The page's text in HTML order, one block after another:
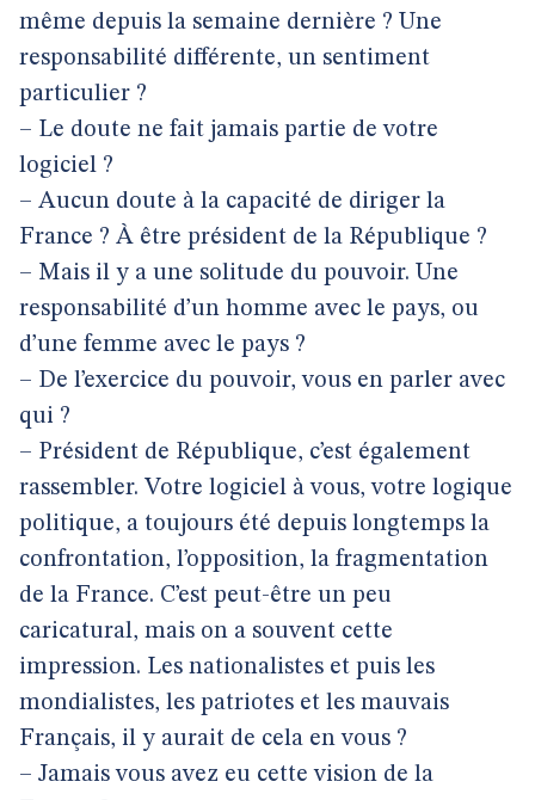
même depuis la semaine dernière ? Une
responsabilité différente, un sentiment
particulier ?
– Le doute ne fait jamais partie de votre
logiciel ?
– Aucun doute à la capacité de diriger la
France ? À être président de la République ?
– Mais il y a une solitude du pouvoir. Une
responsabilité d’un homme avec le pays, ou
d’une femme avec le pays ?
– De l’exercice du pouvoir, vous en parler avec
qui ?
– Président de République, c’est également
rassembler. Votre logiciel à vous, votre logique
politique, a toujours été depuis longtemps la
confrontation, l’opposition, la fragmentation
de la France. C’est peut-être un peu
caricatural, mais on a souvent cette
impression. Les nationalistes et puis les
mondialistes, les patriotes et les mauvais
Français, il y aurait de cela en vous ?
– Jamais vous avez eu cette vision de la